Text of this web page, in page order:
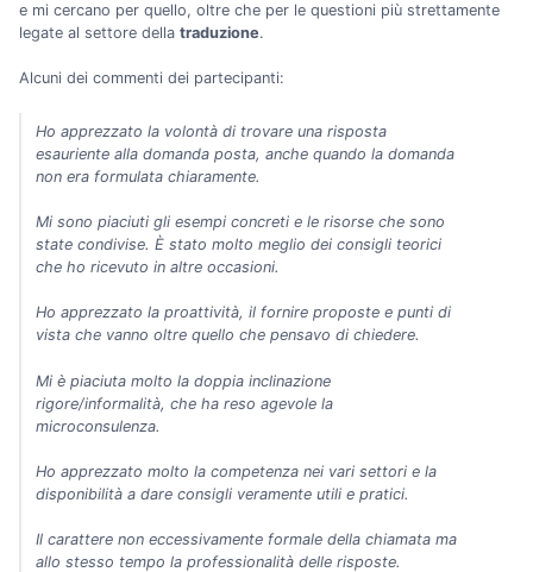
e mi cercano per quello, oltre che per le questioni più strettamente
legate al settore della traduzione.
Alcuni dei commenti dei partecipanti:
Ho apprezzato la volontà di trovare una risposta
esauriente alla domanda posta, anche quando la domanda
non era formulata chiaramente.
Mi sono piaciuti gli esempi concreti e le risorse che sono
state condivise. È stato molto meglio dei consigli teorici
che ho ricevuto in altre occasioni.
Ho apprezzato la proattività, il fornire proposte e punti di
vista che vanno oltre quello che pensavo di chiedere.
Mi è piaciuta molto la doppia inclinazione
rigore/informalità, che ha reso agevole la
microconsulenza.
Ho apprezzato molto la competenza nei vari settori e la
disponibilità a dare consigli veramente utili e pratici.
Il carattere non eccessivamente formale della chiamata ma
allo stesso tempo la professionalità delle risposte.